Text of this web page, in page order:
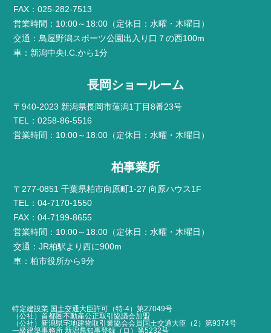
FAX：025-282-7513
営業時間：10:00～18:00（定休日：水曜・木曜日）
交通：鳥屋野潟スポーツ公園出入り口７の西100m
車：新潟中央I.C.から1分
長岡ショールーム
〒940-2023 新潟県長岡市蓮潟1丁目8番23号
TEL：0258-86-5516
営業時間：10:00～18:00（定休日：水曜・木曜日）
柏事業所
〒277-0851 千葉県柏市向原町1-27 向原ハウス1F
TEL：04-7170-1550
FAX：04-7199-8655
営業時間：10:00～18:00（定休日：水曜・木曜日）
交通：JR柏駅より西に900m
車：柏市役所から9分
特定建設業 国土交通大臣許可（特-4）第27049号
（公社）首都圏不動産公正取引協議会加盟
（公社）新潟県宅地建物取引業協会会員国土交通大臣（2）第9374号
一級建築事務所 新潟県知事登録（ロ）第5232号